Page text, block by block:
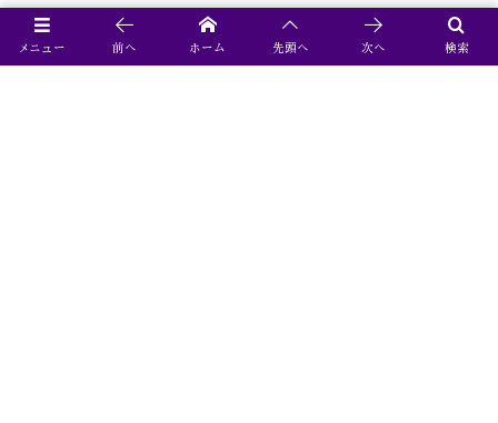
詳しくはこちら
メニュー 検索
前へ ホーム 先頭へ 次へ